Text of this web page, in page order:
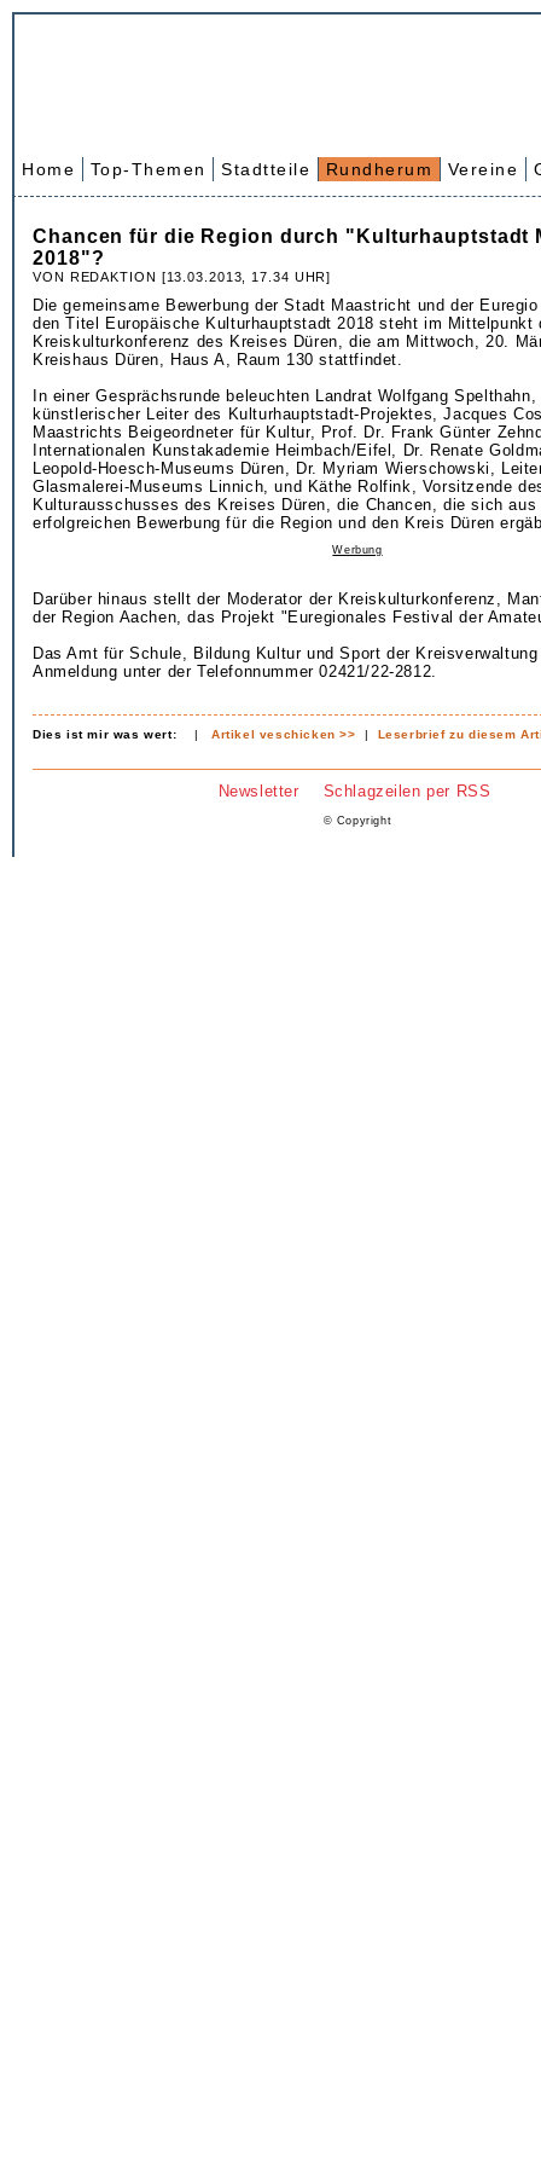
Home Top-Themen Stadtteile Rundherum Vereine
Chancen für die Region durch "Kulturhauptstadt
2018"?
VON REDAKTION [13.03.2013, 17.34 UHR]
Die gemeinsame Bewerbung der Stadt Maastricht und der
den Titel Europäische Kulturhauptstadt 2018 steht im Mittelpunkt
Kreiskulturkonferenz des Kreises Düren, die am Mittwoch, 20.
Kreishaus Düren, Haus A, Raum 130 stattfindet.
In einer Gesprächsrunde beleuchten Landrat Wolfgang
künstlerischer Leiter des Kulturhauptstadt-Projektes, Jacques
Maastrichts Beigeordneter für Kultur, Prof. Dr. Frank Günter
Internationalen Kunstakademie Heimbach/Eifel, Dr. Renate
Leopold-Hoesch-Museums Düren, Dr. Myriam Wierschowski,
Glasmalerei-Museums Linnich, und Käthe Rolfink, Vorsitzende
Kulturausschusses des Kreises Düren, die Chancen, die sich aus
erfolgreichen Bewerbung für die Region und den Kreis Düren
Werbung
Darüber hinaus stellt der Moderator der Kreiskulturkonferenz,
der Region Aachen, das Projekt "Euregionales Festival der
Das Amt für Schule, Bildung Kultur und Sport der
Anmeldung unter der Telefonnummer 02421/22-2812.
Dies ist mir was wert: |Artikel veschicken >> | Leserbrief zu diesem
Newsletter Schlagzeilen per RSS
© Copyright